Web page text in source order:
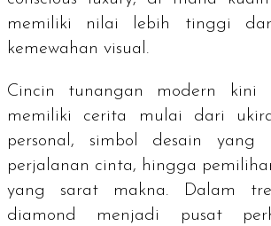
memiliki nilai lebih tinggi
kemewahan visual.
Cincin tunangan modern kini
memiliki cerita mulai dari
personal, simbol desain yang
perjalanan cinta, hingga
yang sarat makna. Dalam
diamond menjadi pusat